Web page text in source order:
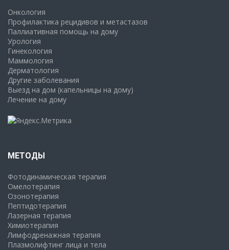
Онкология
Профилактика рецидивов и метастазов
Паллиативная помощь на дому
Урология
Гинекология
Маммология
Дерматология
Другие заболевания
Выезд на дом (капельницы на дому)
Лечение на дому
МЕТОДЫ
Фотодинамическая терапия
Омелотерапия
Озонотерапия
Пептидотерапия
Лазерная терапия
Химиотерапия
Лимфодренажная терапия
Плазмолифтинг лица и тела